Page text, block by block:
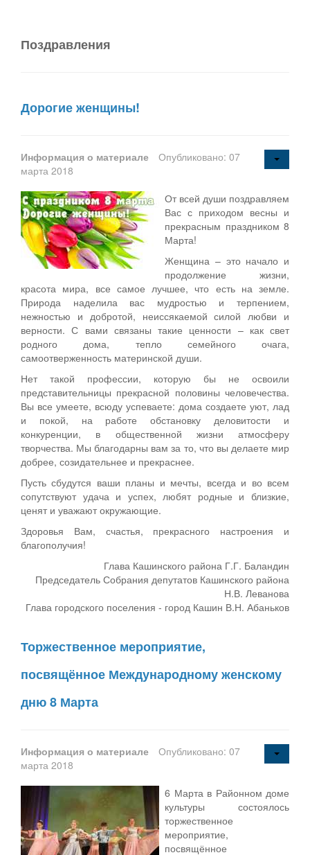
Поздравления
Дорогие женщины!
Информация о материале
Опубликовано: 07
марта 2018
От всей души поздравляем
Вас с приходом весны и
прекрасным праздником 8
Марта!
Женщина – это начало и
продолжение жизни,
красота мира, все самое лучшее, что есть на земле.
Природа наделила вас мудростью и терпением,
нежностью и добротой, неиссякаемой силой любви и
верности. С вами связаны такие ценности – как свет
родного дома, тепло семейного очага,
самоотверженность материнской души.
Нет такой профессии, которую бы не освоили
представительницы прекрасной половины человечества.
Вы все умеете, всюду успеваете: дома создаете уют, лад
и покой, на работе обстановку деловитости и
конкуренции, в общественной жизни атмосферу
творчества. Мы благодарны вам за то, что вы делаете мир
добрее, созидательнее и прекраснее.
Пусть сбудутся ваши планы и мечты, всегда и во всем
сопутствуют удача и успех, любят родные и близкие,
ценят и уважают окружающие.
Здоровья Вам, счастья, прекрасного настроения и
благополучия!
Глава Кашинского района Г.Г. Баландин
Председатель Собрания депутатов Кашинского района
Н.В. Леванова
Глава городского поселения - город Кашин В.Н. Абаньков
Торжественное мероприятие,
посвящённое Международному женскому
дню 8 Марта
Информация о материале
Опубликовано: 07
марта 2018
6 Марта в Районном доме
культуры состоялось
торжественное
мероприятие,
посвящённое